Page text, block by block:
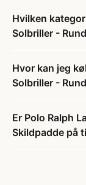
Hvilken
Solbriller -
Hvor kan jeg
Solbriller -
Er Polo Ralph
Skildpadde på